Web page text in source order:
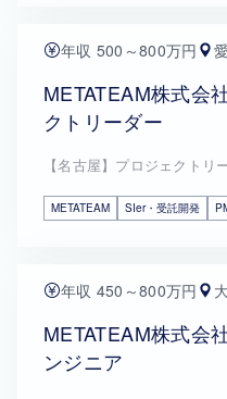
年収 500～800万円
METATEAM株式会
クトリーダー
【名古屋】プロジェクトリ
METATEAM SIer・受託開発
年収 450～800万円
METATEAM株式会
ンジニア